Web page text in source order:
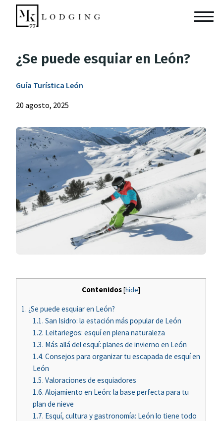
¿Se puede esquiar en León?
Guía Turística León
20 agosto, 2025
Contenidos[hide]
1. ¿Se puede esquiar en León?
1.1. San Isidro: la estación más popular de León
1.2. Leitariegos: esquí en plena naturaleza
1.3. Más allá del esquí: planes de invierno en León
1.4. Consejos para organizar tu escapada de esquí en
León
1.5. Valoraciones de esquiadores
1.6. Alojamiento en León: la base perfecta para tu
plan de nieve
1.7. Esquí, cultura y gastronomía: León lo tiene todo